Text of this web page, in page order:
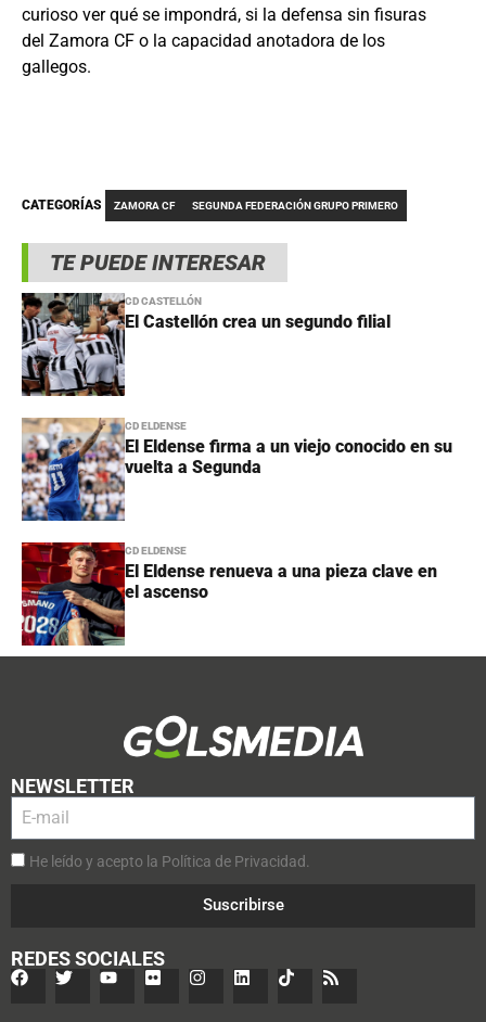
TE PUEDE INTERESAR
CD CASTELLÓN
El Castellón crea un segundo filial
CD ELDENSE
El Eldense firma a un viejo conocido en su
vuelta a Segunda
CD ELDENSE
El Eldense renueva a una pieza clave en
el ascenso
curioso ver qué se impondrá, si la defensa sin fisuras
del Zamora CF o la capacidad anotadora de los
gallegos.
CATEGORÍAS ZAMORA CF SEGUNDA FEDERACIÓN GRUPO PRIMERO
NEWSLETTER
He leído y acepto la Política de Privacidad.
Suscribirse
REDES SOCIALES